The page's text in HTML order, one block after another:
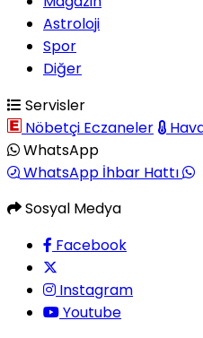
Astroloji
Spor
Diğer
Servisler
Nöbetçi Eczaneler
WhatsApp
WhatsApp İhbar Hattı
Sosyal Medya
Facebook
Instagram
Youtube